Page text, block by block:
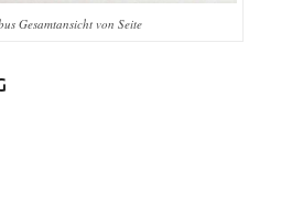
Gesamtansicht von Seite